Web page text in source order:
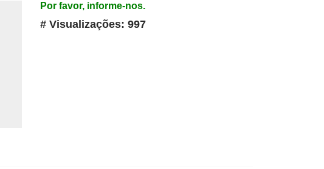
Por favor, informe-nos.
# Visualizações: 997